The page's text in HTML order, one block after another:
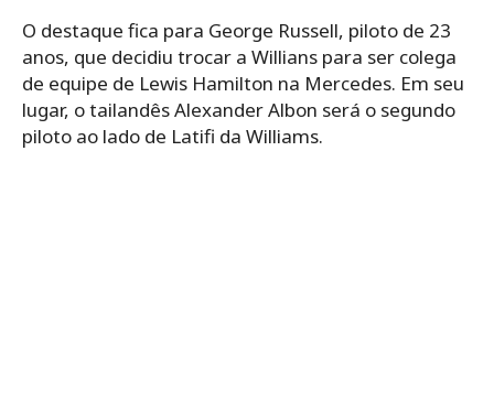
O destaque fica para George Russell, piloto de 23
anos, que decidiu trocar a Willians para ser colega
de equipe de Lewis Hamilton na Mercedes. Em seu
lugar, o tailandês Alexander Albon será o segundo
piloto ao lado de Latifi da Williams.